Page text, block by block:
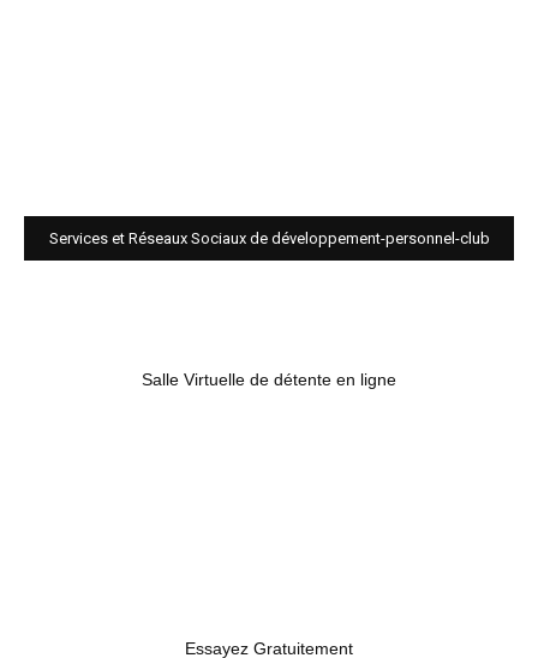
Services et Réseaux Sociaux de développement-personnel-club
Salle Virtuelle de détente en ligne
Essayez Gratuitement